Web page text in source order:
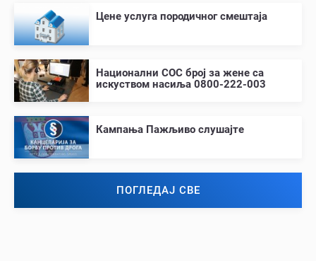
Цене услуга породичног смештаја
Национални СОС број за жене са
искуством насиља 0800-222-003
Кампања Пажљиво слушајте
ПОГЛЕДАЈ СВЕ